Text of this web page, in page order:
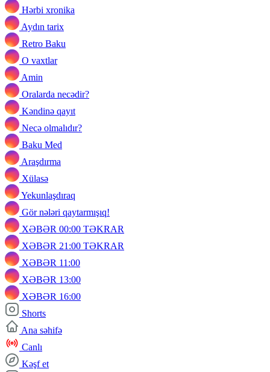
Hərbi xronika
Aydın tarix
Retro Baku
O vaxtlar
Amin
Oralarda necədir?
Kəndinə qayıt
Necə olmalıdır?
Baku Med
Araşdırma
Xülasə
Yekunlaşdıraq
Gör nələri qaytarmışıq!
XƏBƏR 00:00 TƏKRAR
XƏBƏR 21:00 TƏKRAR
XƏBƏR 11:00
XƏBƏR 13:00
XƏBƏR 16:00
Shorts
Ana səhifə
Canlı
Kəşf et